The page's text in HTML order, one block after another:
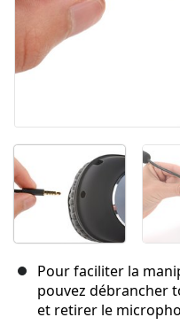
Pour faciliter la
pouvez débrancher
et retirer le